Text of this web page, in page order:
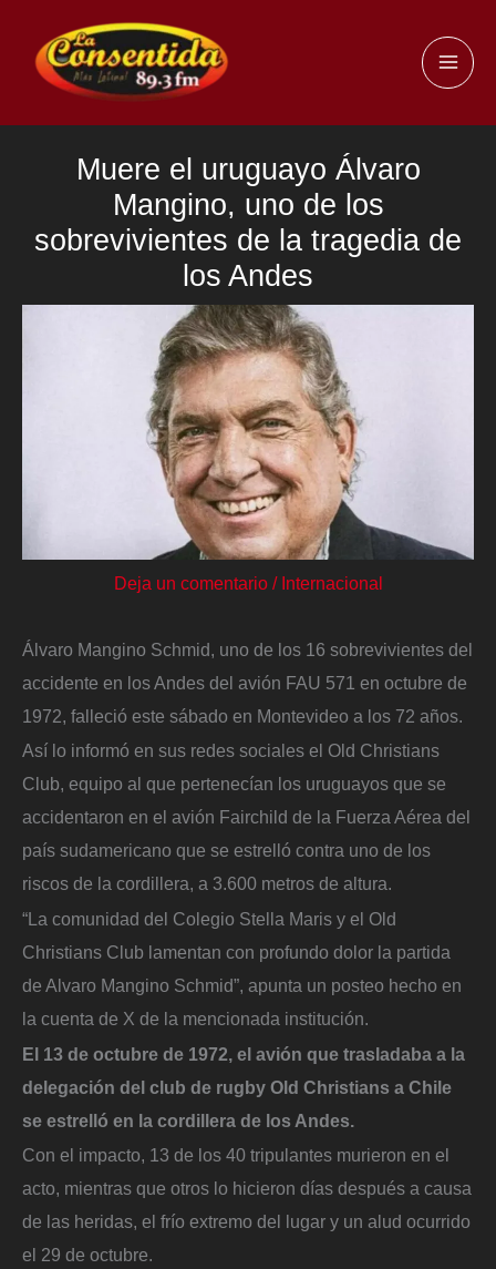
contenido
Muere el uruguayo Álvaro
Mangino, uno de los
sobrevivientes de la tragedia de
los Andes
Deja un comentario / Internacional
Álvaro Mangino Schmid, uno de los 16 sobrevivientes del
accidente en los Andes del avión FAU 571 en octubre de
1972, falleció este sábado en Montevideo a los 72 años.
Así lo informó en sus redes sociales el Old Christians
Club, equipo al que pertenecían los uruguayos que se
accidentaron en el avión Fairchild de la Fuerza Aérea del
país sudamericano que se estrelló contra uno de los
riscos de la cordillera, a 3.600 metros de altura.
“La comunidad del Colegio Stella Maris y el Old
Christians Club lamentan con profundo dolor la partida
de Alvaro Mangino Schmid”, apunta un posteo hecho en
la cuenta de X de la mencionada institución.
El 13 de octubre de 1972, el avión que trasladaba a la
delegación del club de rugby Old Christians a Chile
se estrelló en la cordillera de los Andes.
Con el impacto, 13 de los 40 tripulantes murieron en el
acto, mientras que otros lo hicieron días después a causa
de las heridas, el frío extremo del lugar y un alud ocurrido
el 29 de octubre.